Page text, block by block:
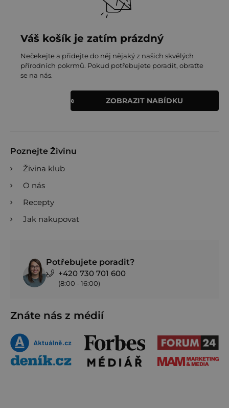
Váš košík je zatím prázdný
Nečekejte a přidejte do něj nějaký z našich skvělých
přírodních pokrmů. Pokud potřebujete poradit, obraťte
se na nás.
ZOBRAZIT NABÍDKU
Poznejte Živinu
Živina klub
O nás
Recepty
Jak nakupovat
Potřebujete poradit?
+420 730 701 600
(8:00 - 16:00)
Znáte nás z médií